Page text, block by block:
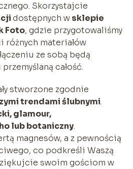
Skorzystajcie
dostępnych wsklepie
Foto, gdzie przygotowaliśmy
różnych materiałów
ze sobą będą
całość.
stworzone zgodnie
trendami ślubnymi.
glamour,
lub botaniczny.
magnesów, a z pewnością
co podkreśli Waszą
swoim gościom w